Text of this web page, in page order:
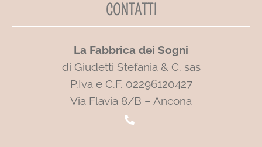
CONTATTI
La Fabbrica dei Sogni
di Giudetti Stefania & C. sas
P.Iva e C.F. 02296120427
Via Flavia 8/B – Ancona